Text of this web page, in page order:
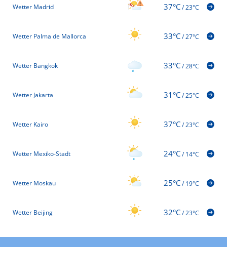
Wetter Madrid 37°C/23°C
Wetter Palma de Mallorca 33°C/27°C
Wetter Bangkok 33°C/28°C
Wetter Jakarta 31°C/25°C
Wetter Kairo 37°C/23°C
Wetter Mexiko-Stadt 24°C/14°C
Wetter Moskau 25°C/19°C
Wetter Beijing 32°C/23°C